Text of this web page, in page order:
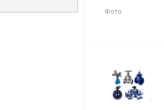
Фото